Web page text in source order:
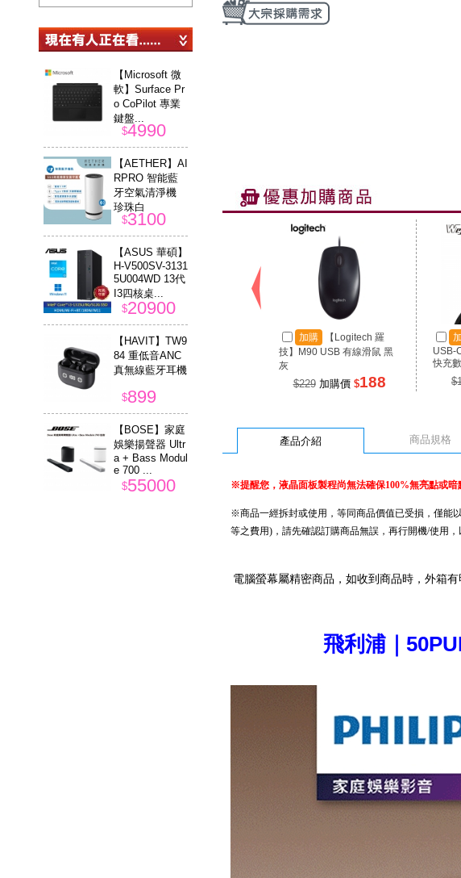
加購
【Logitech 羅
技】M90 USB 有線滑鼠 黑
灰
$229加購價 $188
USB-
快充
產品介紹 商品規格
※提醒您，液晶面板製程尚無法確保100%無亮點或
※商品一經拆封或使用，等同商品價值已受損，僅能
等之費用)，請先確認訂購商品無誤，再行開機/使用
電腦螢幕屬精密商品，如收到商品時，外箱
飛利浦｜
【Microsoft 微
軟】Surface Pr
o CoPilot 專業
鍵盤...
$4990
【AETHER】AI
RPRO 智能藍
牙空氣清淨機
珍珠白
$3100
【ASUS 華碩】
H-V500SV-3131
5U004WD 13代
I3四核桌...
$20900
【HAVIT】TW9
84 重低音ANC
真無線藍牙耳機
$899
【BOSE】家庭
娛樂揚聲器 Ultr
a + Bass Modul
e 700 ...
$55000